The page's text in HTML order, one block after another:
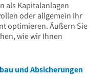
als Kapitalanlagen
oder allgemein Ihr
optimieren. Äußern Sie
wie wir Ihnen
und Absicherungen